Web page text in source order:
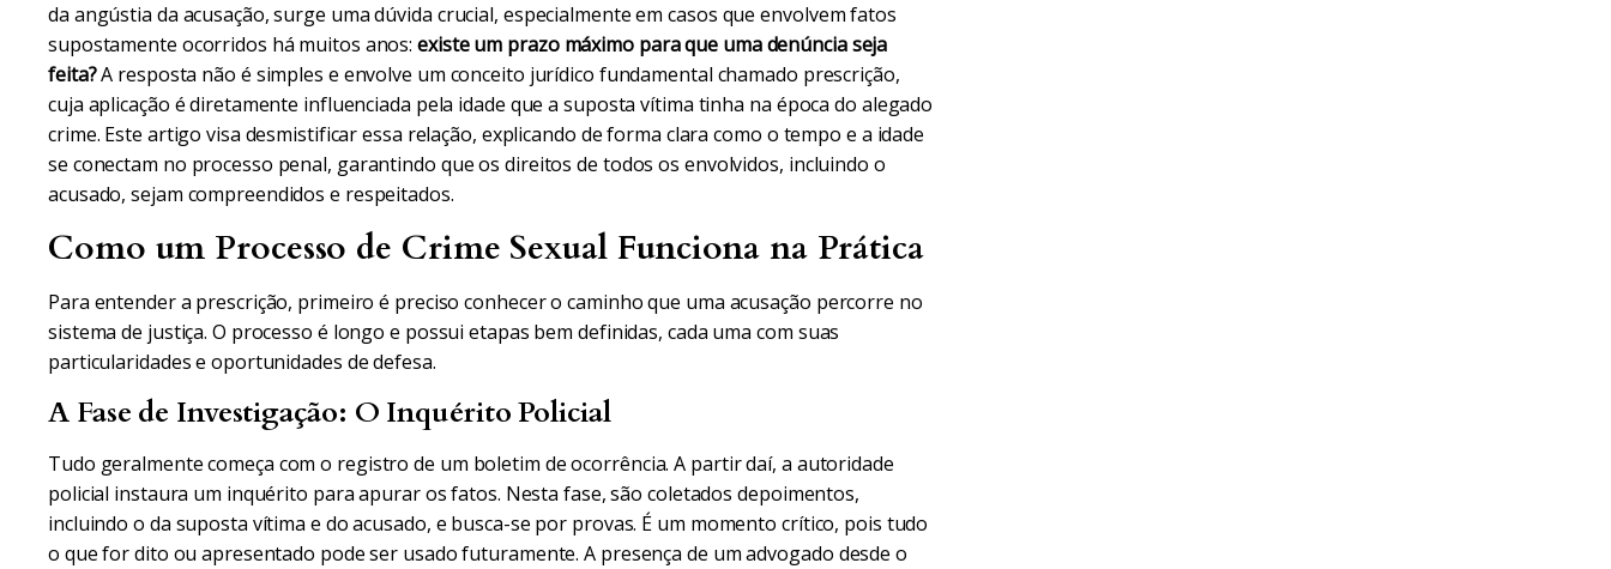
da angústia da acusação, surge uma dúvida crucial, especialmente em casos que envolvem fatos
supostamente ocorridos há muitos anos:existe um prazo máximo para que uma denúncia seja
feita?A resposta não é simples e envolve um conceito jurídico fundamental chamado prescrição,
cuja aplicação é diretamente influenciada pela idade que a suposta vítima tinha na época do alegado
crime. Este artigo visa desmistificar essa relação, explicando de forma clara como o tempo e a idade
se conectam no processo penal, garantindo que os direitos de todos os envolvidos, incluindo o
acusado, sejam compreendidos e respeitados.
Como um Processo de Crime Sexual Funciona na Prática
Para entender a prescrição, primeiro é preciso conhecer o caminho que uma acusação percorre no
sistema de justiça. O processo é longo e possui etapas bem definidas, cada uma com suas
particularidades e oportunidades de defesa.
A Fase de Investigação: O Inquérito Policial
Tudo geralmente começa com o registro de um boletim de ocorrência. A partir daí, a autoridade
policial instaura um inquérito para apurar os fatos. Nesta fase, são coletados depoimentos,
incluindo o da suposta vítima e do acusado, e busca-se por provas. É um momento crítico, pois tudo
o que for dito ou apresentado pode ser usado futuramente. A presença de um advogado desde o